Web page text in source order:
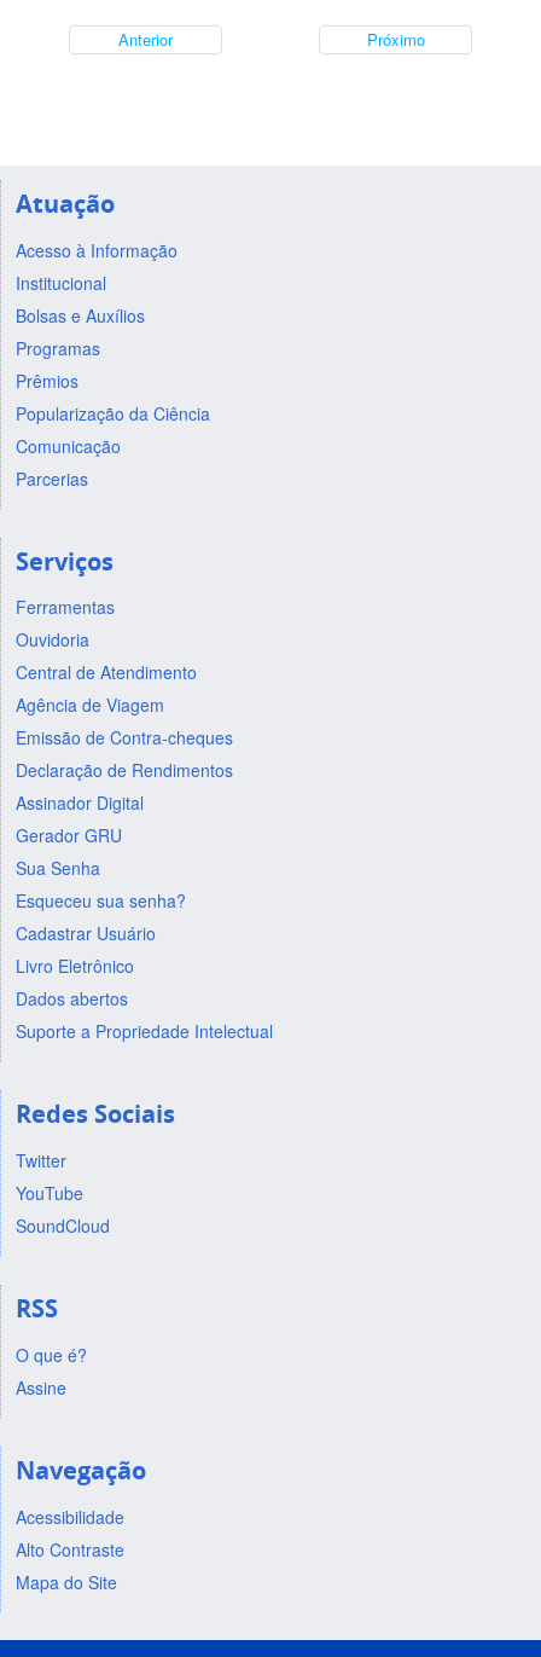
Anterior Próximo
Atuação
Acesso à Informação
Institucional
Bolsas e Auxílios
Programas
Prêmios
Popularização da Ciência
Comunicação
Parcerias
Serviços
Ferramentas
Ouvidoria
Central de Atendimento
Agência de Viagem
Emissão de Contra-cheques
Declaração de Rendimentos
Assinador Digital
Gerador GRU
Sua Senha
Esqueceu sua senha?
Cadastrar Usuário
Livro Eletrônico
Dados abertos
Suporte a Propriedade Intelectual
Redes Sociais
Twitter
YouTube
SoundCloud
RSS
O que é?
Assine
Navegação
Acessibilidade
Alto Contraste
Mapa do Site